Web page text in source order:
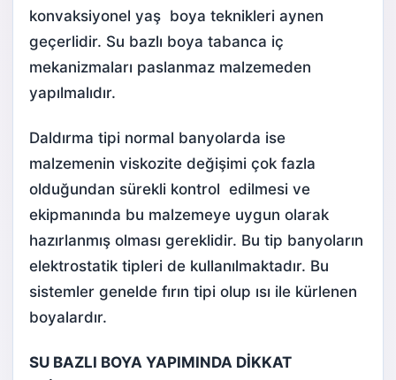
konvaksiyonel yaş boya teknikleri aynen
geçerlidir. Su bazlı boya tabanca iç
mekanizmaları paslanmaz malzemeden
yapılmalıdır.
Daldırma tipi normal banyolarda ise
malzemenin viskozite değişimi çok fazla
olduğundan sürekli kontrol edilmesi ve
ekipmanında bu malzemeye uygun olarak
hazırlanmış olması gereklidir. Bu tip banyoların
elektrostatik tipleri de kullanılmaktadır. Bu
sistemler genelde fırın tipi olup ısı ile kürlenen
boyalardır.
SU BAZLI BOYA YAPIMINDA DİKKAT